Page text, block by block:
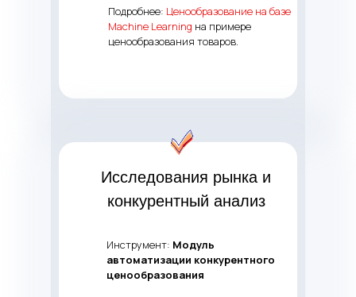
Подробнее: Ценообразование на базе
Machine Learning на примере
ценообразования товаров.
Исследования рынка и
конкурентный анализ
Инструмент: Модуль
автоматизации конкурентного
ценообразования